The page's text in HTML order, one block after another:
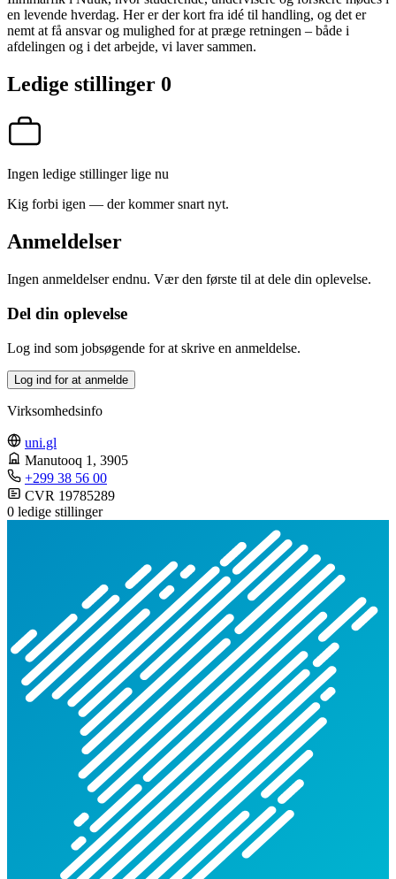
en levende hverdag. Her er der kort fra idé til handling, og det er
nemt at få ansvar og mulighed for at præge retningen – både i
afdelingen og i det arbejde, vi laver sammen.
Ledige stillinger 0
Ingen ledige stillinger lige nu
Kig forbi igen — der kommer snart nyt.
Anmeldelser
Ingen anmeldelser endnu. Vær den første til at dele din oplevelse.
Del din oplevelse
Log ind som jobsøgende for at skrive en anmeldelse.
Log ind for at anmelde
Virksomhedsinfo
uni.gl
Manutooq 1 , 3905
+299 38 56 00
CVR 19785289
0 ledige stillinger